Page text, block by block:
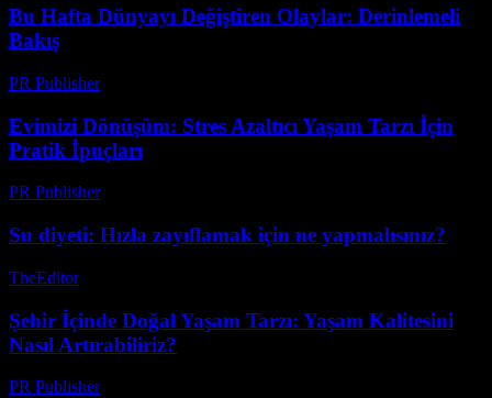
Bu Hafta Dünyayı Değiştiren Olaylar: Derinlemeli
Bakış
PR Publisher-
Evimizi Dönüşüm: Stres Azaltıcı Yaşam Tarzı İçin
Pratik İpuçları
PR Publisher-
Su diyeti: Hızla zayıflamak için ne yapmalısınız?
TheEditor-
Şehir İçinde Doğal Yaşam Tarzı: Yaşam Kalitesini
Nasıl Artırabiliriz?
PR Publisher-